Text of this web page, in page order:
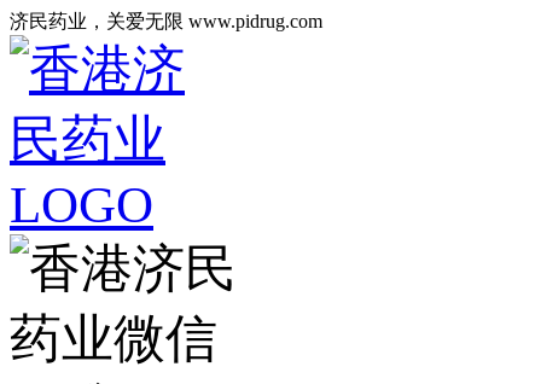
济民药业，关爱无限 www.pidrug.com